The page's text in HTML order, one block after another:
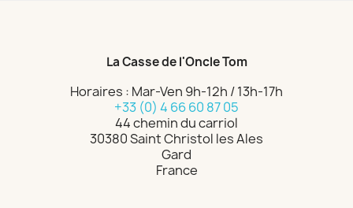
La Casse de l'Oncle Tom
Horaires : Mar-Ven 9h-12h / 13h-17h
+33 (0) 4 66 60 87 05
44 chemin du carriol
30380 Saint Christol les Ales
Gard
France